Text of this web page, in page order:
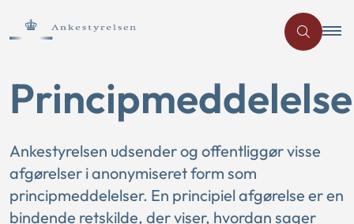
Ankestyrelsen udsender og offentliggør visse
afgørelser i anonymiseret form som
principmeddelelser. En principiel afgørelse er en
bindende retskilde, der viser, hvordan sager